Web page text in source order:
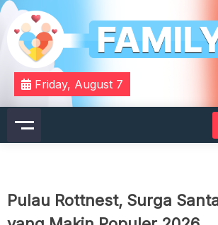
Skip
content
Familyfx
Your Daily Dose of Family Wisdom
Friday, August 7
Pulau Rottnest, Surga